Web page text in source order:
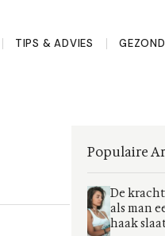
TIPS & ADVIES
Populaire
De
als man
haak